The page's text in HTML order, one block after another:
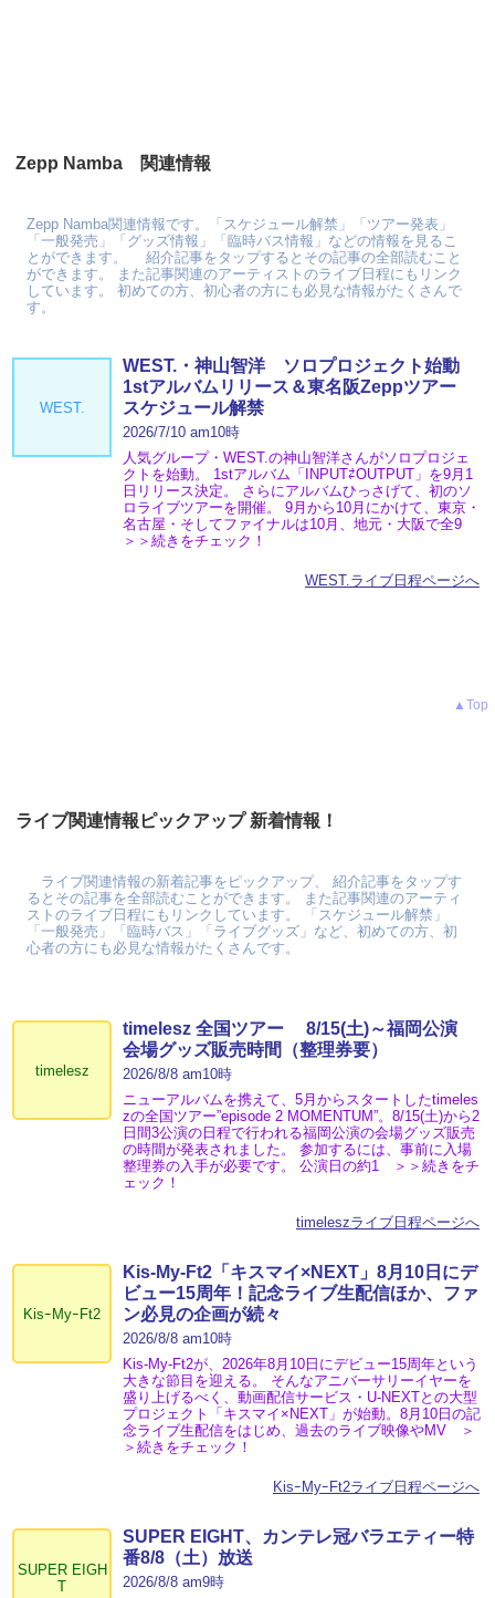
Zepp Namba 関連情報
Zepp Namba関連情報です。「スケジュール解禁」「ツアー発表」
「一般発売」「グッズ情報」「臨時バス情報」などの情報を見るこ
とができます。 紹介記事をタップするとその記事の全部読むこと
ができます。 また記事関連のアーティストのライブ日程にもリンク
しています。 初めての方、初心者の方にも必見な情報がたくさんで
す。
WEST.
WEST.・神山智洋 ソロプロジェクト始動
1stアルバムリリース＆東名阪Zeppツアー
スケジュール解禁
2026/7/10 am10時
人気グループ・WEST.の神山智洋さんがソロプロジェ
クトを始動。 1stアルバム「INPUT⇄OUTPUT」を9月1
日リリース決定。 さらにアルバムひっさげて、初のソ
ロライブツアーを開催。 9月から10月にかけて、東京・
名古屋・そしてファイナルは10月、地元・大阪で全9
＞＞続きをチェック！
WEST.ライブ日程ページへ
▲Top
ライブ関連情報ピックアップ 新着情報！
ライブ関連情報の新着記事をピックアップ、 紹介記事をタップす
るとその記事を全部読むことができます。 また記事関連のアーティ
ストのライブ日程にもリンクしています。 「スケジュール解禁」
「一般発売」「臨時バス」「ライブグッズ」など、初めての方、初
心者の方にも必見な情報がたくさんです。
timelesz
timelesz 全国ツアー 8/15(土)～福岡公演
会場グッズ販売時間（整理券要）
2026/8/8 am10時
ニューアルバムを携えて、5月からスタートしたtimeles
zの全国ツアー”episode 2 MOMENTUM”。8/15(土)から2
日間3公演の日程で行われる福岡公演の会場グッズ販売
の時間が発表されました。 参加するには、事前に入場
整理券の入手が必要です。 公演日の約1 ＞＞続きをチ
ェック！
timeleszライブ日程ページへ
KisｰMyｰFt2
Kis-My-Ft2「キスマイ×NEXT」8月10日にデ
ビュー15周年！記念ライブ生配信ほか、ファ
ン必見の企画が続々
2026/8/8 am10時
Kis-My-Ft2が、2026年8月10日にデビュー15周年という
大きな節目を迎える。 そんなアニバーサリーイヤーを
盛り上げるべく、動画配信サービス・U-NEXTとの大型
プロジェクト「キスマイ×NEXT」が始動。8月10日の記
念ライブ生配信をはじめ、過去のライブ映像やMV ＞
＞続きをチェック！
KisｰMyｰFt2ライブ日程ページへ
SUPER EIGH
T
SUPER EIGHT、カンテレ冠バラエティー特
番8/8（土）放送
2026/8/8 am9時